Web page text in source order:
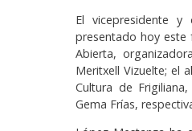
El vicepresidente y
presentado hoy este
Abierta,
Meritxell Vizuelte; el
Cultura de
Gema Frías,